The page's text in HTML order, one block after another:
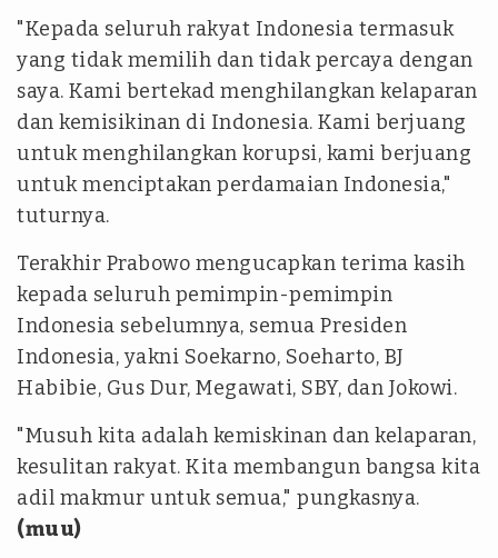
"Kepada seluruh rakyat Indonesia termasuk
yang tidak memilih dan tidak percaya dengan
saya. Kami bertekad menghilangkan kelaparan
dan kemisikinan di Indonesia. Kami berjuang
untuk menghilangkan korupsi, kami berjuang
untuk menciptakan perdamaian Indonesia,"
tuturnya.
Terakhir Prabowo mengucapkan terima kasih
kepada seluruh pemimpin-pemimpin
Indonesia sebelumnya, semua Presiden
Indonesia, yakni Soekarno, Soeharto, BJ
Habibie, Gus Dur, Megawati, SBY, dan Jokowi.
"Musuh kita adalah kemiskinan dan kelaparan,
kesulitan rakyat. Kita membangun bangsa kita
adil makmur untuk semua," pungkasnya.
(muu)